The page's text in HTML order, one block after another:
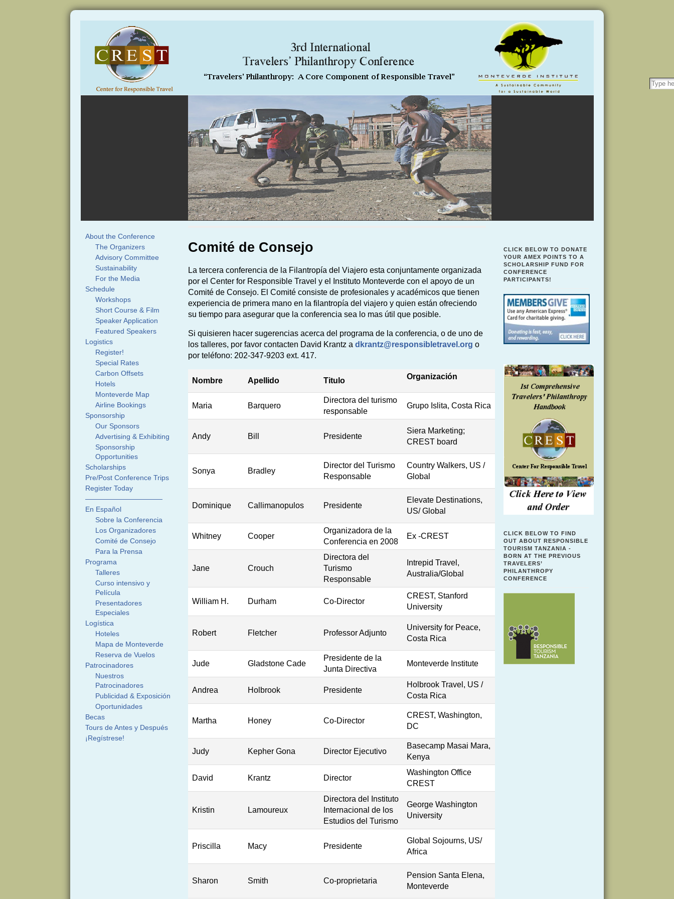
About the Conference
The Organizers
Advisory Committee
Sustainability
For the Media
Schedule
Workshops
Short Course & Film
Speaker Application
Featured Speakers
Logistics
Register!
Special Rates
Carbon Offsets
Hotels
Monteverde Map
Airline Bookings
Sponsorship
Our Sponsors
Advertising & Exhibiting
Sponsorship
Opportunities
Scholarships
Pre/Post Conference Trips
Register Today
———————————
En Español
Sobre la Conferencia
Los Organizadores
Comité de Consejo
Para la Prensa
Programa
Talleres
Curso intensivo y
Película
Presentadores
Especiales
Logística
Hoteles
Mapa de Monteverde
Reserva de Vuelos
Patrocinadores
Nuestros
Patrocinadores
Publicidad & Exposición
Oportunidades
Becas
Tours de Antes y Después
¡Regístrese!
Comité de Consejo
La tercera conferencia de la Filantropía del Viajero esta conjuntamente organizada
por el Center for Responsible Travel y el Instituto Monteverde con el apoyo de un
Comité de Consejo. El Comité consiste de profesionales y académicos que tienen
experiencia de primera mano en la filantropía del viajero y quien están ofreciendo
su tiempo para asegurar que la conferencia sea lo mas útil que posible.
Si quisieren hacer sugerencias acerca del programa de la conferencia, o de uno de
los talleres, por favor contacten David Krantz a dkrantz@responsibletravel.org o
por teléfono: 202-347-9203 ext. 417.
Nombre Apellido Titulo Organización
Maria Barquero
Directora del turismo
responsable
Grupo Islita, Costa Rica
Andy Bill Presidente
Siera Marketing;
CREST board
Sonya Bradley
Director del Turismo
Responsable
Country Walkers, US /
Global
Dominique Callimanopulos Presidente
Elevate Destinations,
US/ Global
Whitney Cooper
Organizadora de la
Conferencia en 2008
Ex -CREST
Jane Crouch
Directora del
Turismo
Responsable
Intrepid Travel,
Australia/Global
William H. Durham Co-Director
CREST, Stanford
University
Robert Fletcher Professor Adjunto
University for Peace,
Costa Rica
Jude Gladstone Cade
Presidente de la
Junta Directiva
Monteverde Institute
Andrea Holbrook Presidente
Holbrook Travel, US /
Costa Rica
Martha Honey Co-Director
CREST, Washington,
DC
Judy Kepher Gona Director Ejecutivo
Basecamp Masai Mara,
Kenya
David Krantz Director
Washington Office
CREST
Kristin Lamoureux
Directora del Instituto
Internacional de los
Estudios del Turismo
George Washington
University
Priscilla Macy Presidente
Global Sojourns, US/
Africa
Sharon Smith Co-proprietaria
Pension Santa Elena,
Monteverde
CLICK BELOW TO DONATE
YOUR AMEX POINTS TO A
SCHOLARSHIP FUND FOR
CONFERENCE
PARTICIPANTS!
CLICK BELOW TO FIND
OUT ABOUT RESPONSIBLE
TOURISM TANZANIA -
BORN AT THE PREVIOUS
TRAVELERS’
PHILANTHROPY
CONFERENCE